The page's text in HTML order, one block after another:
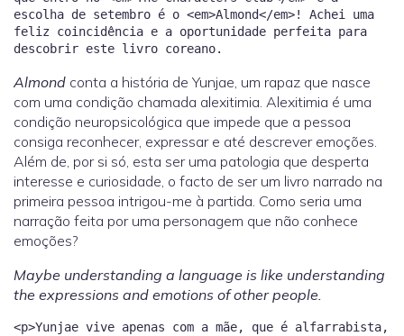
escolha de setembro é o <em>Almond</em>! Achei uma
feliz coincidência e a oportunidade perfeita para
Almond conta a história de Yunjae, um rapaz que nasce
com uma condição chamada alexitimia. Alexitimia é uma
condição neuropsicológica que impede que a pessoa
consiga reconhecer, expressar e até descrever emoções.
Além de, por si só, esta ser uma patologia que desperta
interesse e curiosidade, o facto de ser um livro narrado na
primeira pessoa intrigou-me à partida. Como seria uma
narração feita por uma personagem que não conhece
emoções?
Maybe understanding a language is like understanding
the expressions and emotions of other people.
<p>Yunjae vive apenas com a mãe, que é alfarrabista,